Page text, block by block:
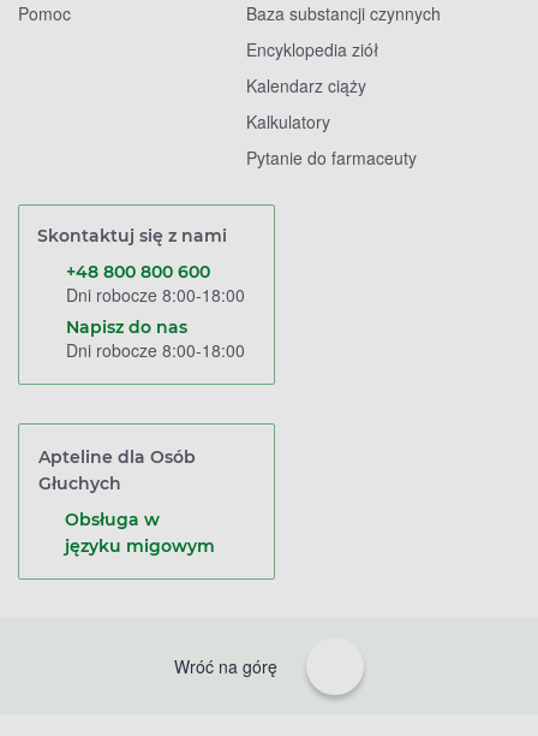
Pomoc
Baza substancji czynnych
Encyklopedia ziół
Kalendarz ciąży
Kalkulatory
Pytanie do farmaceuty
Skontaktuj się z nami
+48 800 800 600
Dni robocze 8:00-18:00
Napisz do nas
Dni robocze 8:00-18:00
Apteline dla Osób
Głuchych
Obsługa w
języku migowym
Wróć na górę